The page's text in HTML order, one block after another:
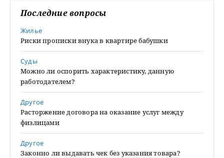
Последние вопросы
Жилье
Риски прописки внука в квартире бабушки
Суды
Можно ли оспорить характеристику, данную
работодателем?
Другое
Расторжение договора на оказание услуг между
физлицами
Другое
Законно ли выдавать чек без указания товара?